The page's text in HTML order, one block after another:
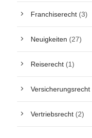
Franchiserecht (3)
Neuigkeiten (27)
Reiserecht (1)
Versicherungsrecht
Vertriebsrecht (2)